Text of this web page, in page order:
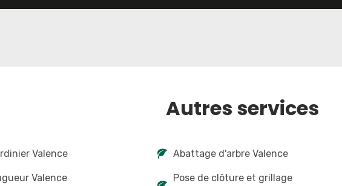
Autres services
Valence
Valence
Abattage d'arbre Valence
Pose de clôture et grillage